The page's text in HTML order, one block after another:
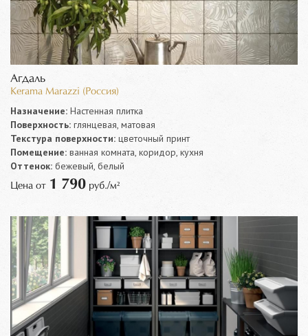
Агдаль
Kerama Marazzi (Россия)
Назначение: Настенная плитка
Поверхность: глянцевая, матовая
Текстура поверхности: цветочный принт
Помещение: ванная комната, коридор, кухня
Оттенок: бежевый, белый
Цена от 1 790 руб./м²